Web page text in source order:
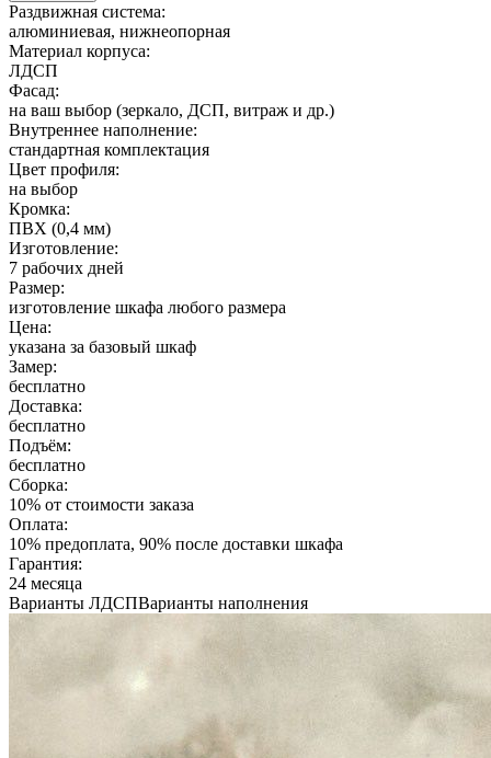
Раздвижная система:
алюминиевая, нижнеопорная
Материал корпуса:
ЛДСП
Фасад:
на ваш выбор (зеркало, ДСП, витраж и др.)
Внутреннее наполнение:
стандартная комплектация
Цвет профиля:
на выбор
Кромка:
ПВХ (0,4 мм)
Изготовление:
7 рабочих дней
Размер:
изготовление шкафа любого размера
Цена:
указана за базовый шкаф
Замер:
бесплатно
Доставка:
бесплатно
Подъём:
бесплатно
Сборка:
10% от стоимости заказа
Оплата:
10% предоплата, 90% после доставки шкафа
Гарантия:
24 месяца
Варианты ЛДСПВарианты наполнения